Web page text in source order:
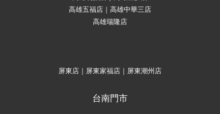
高雄五福店｜高雄中華三店
高雄瑞隆店
屏東店｜屏東家福店｜屏東潮州店
台南門市